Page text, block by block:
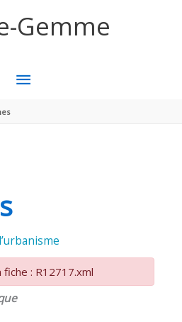
Gemme
MENU
: R12717.xml